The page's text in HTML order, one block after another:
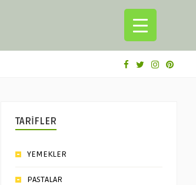
TARİFLER
YEMEKLER
PASTALAR